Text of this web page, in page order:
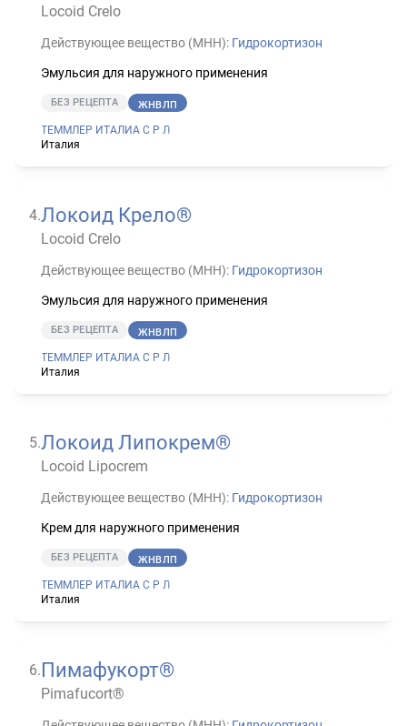
Locoid Crelo
Действующее вещество (МНН): Гидрокортизон
Эмульсия для наружного применения
БЕЗ РЕЦЕПТА ЖНВЛП
ТЕММЛЕР ИТАЛИА С Р Л
Италия
4.Локоид Крело®
Locoid Crelo
Действующее вещество (МНН): Гидрокортизон
Эмульсия для наружного применения
БЕЗ РЕЦЕПТА ЖНВЛП
ТЕММЛЕР ИТАЛИА С Р Л
Италия
5.Локоид Липокрем®
Locoid Lipocrem
Действующее вещество (МНН): Гидрокортизон
Крем для наружного применения
БЕЗ РЕЦЕПТА ЖНВЛП
ТЕММЛЕР ИТАЛИА С Р Л
Италия
6.Пимафукорт®
Pimafucort®